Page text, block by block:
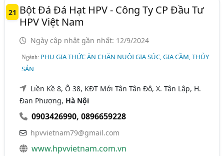
21 Bột Đá Đá Hạt HPV - Công Ty CP Đầu Tư
HPV Việt Nam
Ngày cập nhật gần nhất: 12/9/2024
Ngành: PHỤ GIA THỨC ĂN CHĂN NUÔI GIA SÚC, GIA CẦM, THỦY
SẢN
Liền Kề 8, Ô 38, KĐT Mới Tân Tân Đô, X. Tân Lập, H.
Đan Phượng, Hà Nội
0903426990,0896659228
hpvvietnam79@gmail.com
www.hpvvietnam.com.vn